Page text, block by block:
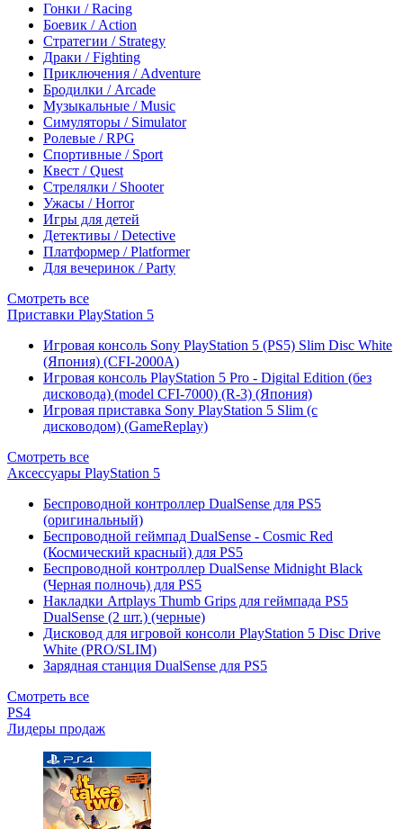
Гонки / Racing
Боевик / Action
Стратегии / Strategy
Драки / Fighting
Приключения / Adventure
Бродилки / Arcade
Музыкальные / Music
Симуляторы / Simulator
Ролевые / RPG
Спортивные / Sport
Квест / Quest
Стрелялки / Shooter
Ужасы / Horror
Игры для детей
Детективы / Detective
Платформер / Platformer
Для вечеринок / Party
Смотреть все
Приставки PlayStation 5
Игровая консоль Sony PlayStation 5 (PS5) Slim Disc White
(Япония) (CFI-2000A)
Игровая консоль PlayStation 5 Pro - Digital Edition (без
дисковода) (model CFI-7000) (R-3) (Япония)
Игровая приставка Sony PlayStation 5 Slim (с
дисководом) (GameReplay)
Смотреть все
Аксессуары PlayStation 5
Беспроводной контроллер DualSense для PS5
(оригинальный)
Беспроводной геймпад DualSense - Cosmic Red
(Космический красный) для PS5
Беспроводной контроллер DualSense Midnight Black
(Черная полночь) для PS5
Накладки Artplays Thumb Grips для геймпада PS5
DualSense (2 шт.) (черные)
Дисковод для игровой консоли PlayStation 5 Disc Drive
White (PRO/SLIM)
Зарядная станция DualSense для PS5
Смотреть все
PS4
Лидеры продаж